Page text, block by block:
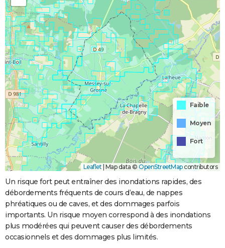
Faible
Moyen
Fort
Leaflet Map data ©OpenStreetMapcontributors
Un risque fort peut entraîner des inondations rapides, des
débordements fréquents de cours d’eau, de nappes
phréatiques ou de caves, et des dommages parfois
importants. Un risque moyen correspond à des inondations
plus modérées qui peuvent causer des débordements
occasionnels et des dommages plus limités.